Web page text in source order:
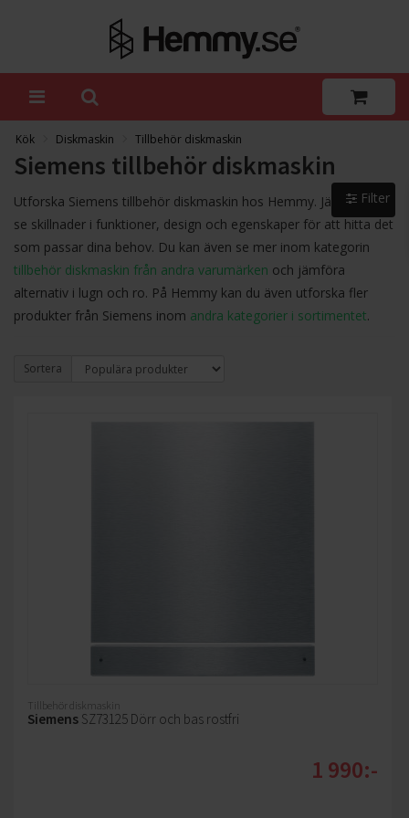
Kök Diskmaskin Tillbehör diskmaskin
Siemens tillbehör diskmaskin
Utforska Siemens tillbehör diskmaskin hos Hemmy. Jämför och
se skillnader i funktioner, design och egenskaper för att hitta det
som passar dina behov. Du kan även se mer inom kategorin
tillbehör diskmaskin från andra varumärken och jämföra
alternativ i lugn och ro. På Hemmy kan du även utforska fler
produkter från Siemens inom andra kategorier i sortimentet.
Sortera
Tillbehör diskmaskin
Siemens SZ73125 Dörr och bas rostfri
1 990:-
Filter